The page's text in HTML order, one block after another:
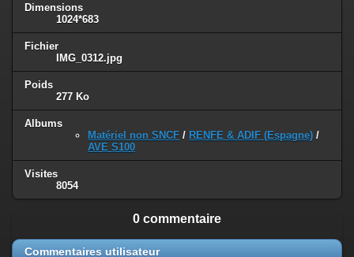
Dimensions
1024*683
Fichier
IMG_0312.jpg
Poids
277 Ko
Albums
Matériel non SNCF / RENFE & ADIF (Espagne) /
AVE S100
Visites
8054
0 commentaire
Commentaires utilisateur